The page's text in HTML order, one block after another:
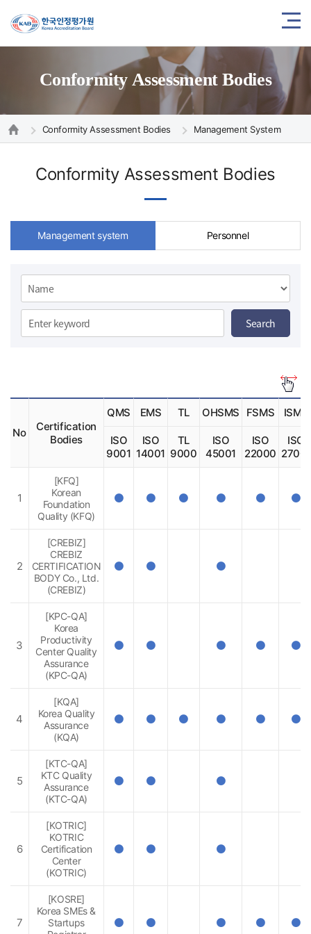
Conformity Assessment Bodies
Conformity Assessment Bodies Management System
Conformity Assessment Bodies
Management system Personnel
색
류
e
d
Search
No
Certification
Bodies
QMS EMS TL OHSMS FSMS ISMS
ISO
9001
ISO
14001
TL
9000
ISO
45001
ISO
22000
ISO
27001
1
[KFQ]
Korean
Foundation
Quality (KFQ)
인
인
인
인
인
인
2
[CREBIZ]
CREBIZ
CERTIFICATION
BODY Co., Ltd.
(CREBIZ)
인
인
인
3
[KPC-QA]
Korea
Productivity
Center Quality
Assurance
(KPC-QA)
인
인
인
인
인
4
[KQA]
Korea Quality
Assurance
(KQA)
인
인
인
인
인
인
5
[KTC-QA]
KTC Quality
Assurance
(KTC-QA)
인
인
인
6
[KOTRIC]
KOTRIC
Certification
Center
(KOTRIC)
인
인
인
7
[KOSRE]
Korea SMEs &
Startups
인
인
인
인
인